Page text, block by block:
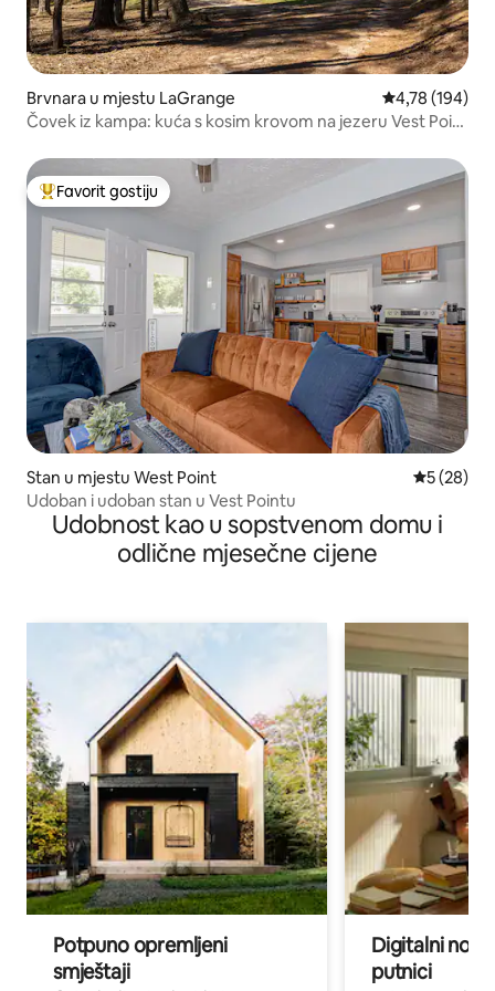
Brvnara u mjestu LaGrange prosječna
4,78 (194)
Čovek iz kampa: kuća s kosim krovom na jezeru Vest Point
Glavni favorit gostiju
Favorit gostiju
Stan u mjestu West Point prosječna
5 (28)
Udoban i udoban stan u Vest Pointu
Udobnost kao u sopstvenom domu i
odlične mjesečne cijene
Potpuno opremljeni
smještaji
Digitalni
putnici